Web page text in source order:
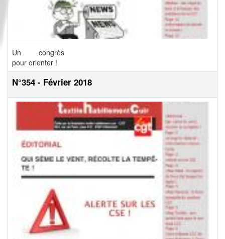
Un congrès
pour orienter !
N°354 - Février 2018